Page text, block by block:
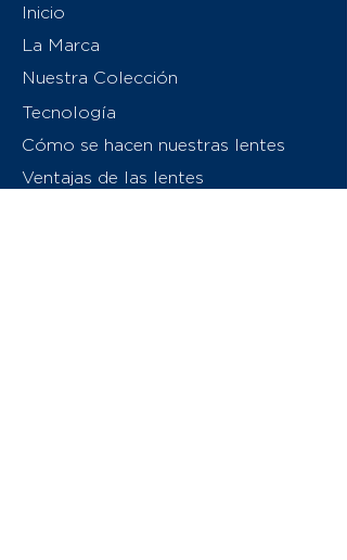
Inicio
La Marca
Nuestra Colección
Tecnología
Cómo se hacen nuestras lentes
Ventajas de las lentes